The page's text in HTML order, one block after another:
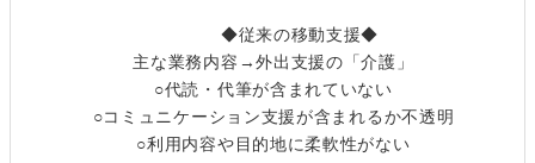
◆従来の移動支援◆
主な業務内容→外出支援の「介護」
○代読・代筆が含まれていない
○コミュニケーション支援が含まれるか不透明
○利用内容や目的地に柔軟性がない